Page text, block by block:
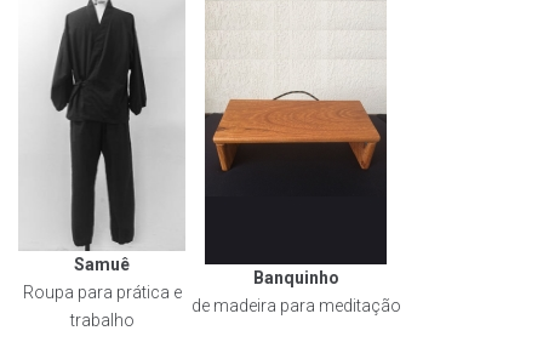
Samuê
Roupa para prática e
trabalho
Banquinho
de madeira para meditação